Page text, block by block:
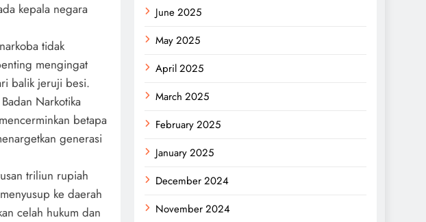
kepala negara
tidak
mengingat
balik jeruji besi.
Narkotika
betapa
generasi
triliun rupiah
ke daerah
celah hukum dan
June 2025
May 2025
April 2025
March 2025
February 2025
January 2025
December 2024
November 2024